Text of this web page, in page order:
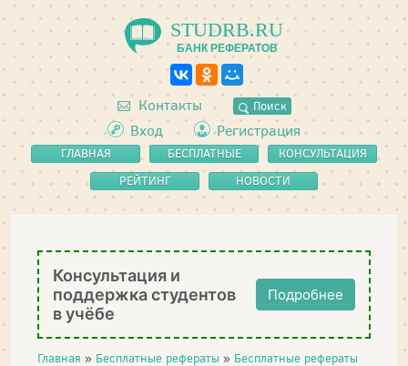
STUDRB.RU
БАНК РЕФЕРАТОВ
Контакты Поиск
Вход Регистрация
ГЛАВНАЯ
БЕСПЛАТНЫЕ
РЕФЕРАТЫ
КОНСУЛЬТАЦИЯ
РЕЙТИНГ
НОВОСТИ
Консультация и
поддержка студентов
в учёбе
Подробнее
Главная » Бесплатные рефераты » Бесплатные рефераты